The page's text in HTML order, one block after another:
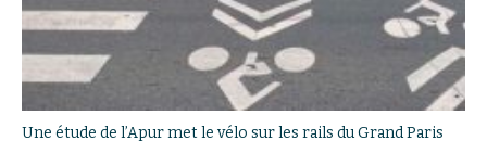
Une étude de l’Apur met le vélo sur les rails du Grand Paris